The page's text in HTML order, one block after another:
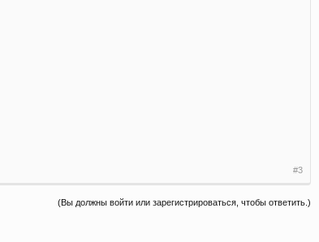
#3
(Вы должны войти или зарегистрироваться, чтобы ответить.)